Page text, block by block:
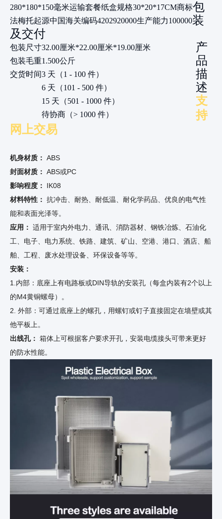
280*180*150毫米运输套餐纸盒规格30*20*17CM商标
法梅托起源中国海关编码4202920000生产能力100000
包
装
及交付
包装尺寸32.00厘米*22.00厘米*19.00厘米
包装毛重1.500公斤
交货时间3 天（1 - 100 件）
6 天（101 - 500 件）
15 天（501 - 1000 件）
待协商（> 1000 件）
产
品
描
述
支
持
网上交易
机身材质： ABS
封面材质： ABS或PC
影响程度：
IK08
材料特性： 抗冲击、耐热、耐低温、耐化学药品、优良的电气性
能和表面光泽等。
应用： 适用于室内外电力、通讯、消防器材、钢铁冶炼、石油化
工、电子、电力系统、铁路、建筑、矿山、空港、港口、酒店、船
舶、工程、废水处理设备、环保设备等等。
安装：
1.内部：底座上有电路板或DIN导轨的安装孔（每盒内装有2个以上
的M4黄铜螺母）。
2. 外部：可通过底座上的螺孔，用螺钉或钉子直接固定在墙壁或其
他平板上。
出线孔： 箱体上可根据客户要求开孔，安装电缆接头可带来更好
的防水性能。